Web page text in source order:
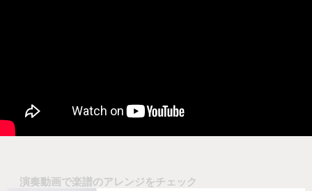
演奏動画で楽譜のアレンジをチェック